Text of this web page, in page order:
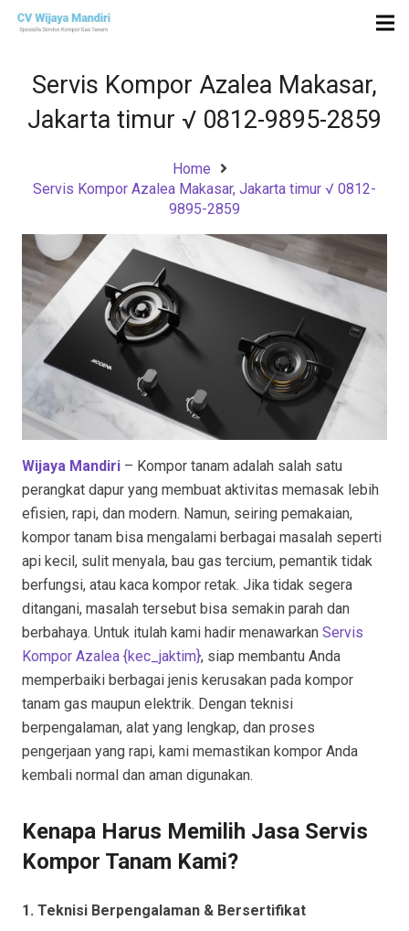
Servis Kompor Azalea Makasar,
Jakarta timur √ 0812-9895-2859
Home
Servis Kompor Azalea Makasar, Jakarta timur √ 0812-
9895-2859
Wijaya Mandiri – Kompor tanam adalah salah satu
perangkat dapur yang membuat aktivitas memasak lebih
efisien, rapi, dan modern. Namun, seiring pemakaian,
kompor tanam bisa mengalami berbagai masalah seperti
api kecil, sulit menyala, bau gas tercium, pemantik tidak
berfungsi, atau kaca kompor retak. Jika tidak segera
ditangani, masalah tersebut bisa semakin parah dan
berbahaya. Untuk itulah kami hadir menawarkan Servis
Kompor Azalea {kec_jaktim}, siap membantu Anda
memperbaiki berbagai jenis kerusakan pada kompor
tanam gas maupun elektrik. Dengan teknisi
berpengalaman, alat yang lengkap, dan proses
pengerjaan yang rapi, kami memastikan kompor Anda
kembali normal dan aman digunakan.
Kenapa Harus Memilih Jasa Servis
Kompor Tanam Kami?
1. Teknisi Berpengalaman & Bersertifikat